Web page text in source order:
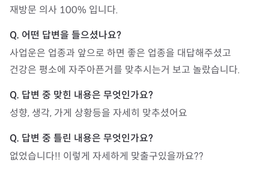
재방문 의사 100% 입니다.
사업운은 업종과 앞으로 하면 좋은 업종을 대답해주셨고
건강은 평소에 자주아픈거를 맞추시는거 보고 놀랐습니다.
성향, 생각, 가게 상황등을 자세히 맞추셨어요
없었습니다!! 이렇게 자세하게 맞출구있을까요??